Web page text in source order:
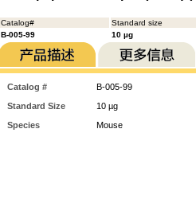
Catalog#
Standard size
B-005-99
10 µg
Catalog #
B-005-99
Standard Size
10 µg
Species
Mouse